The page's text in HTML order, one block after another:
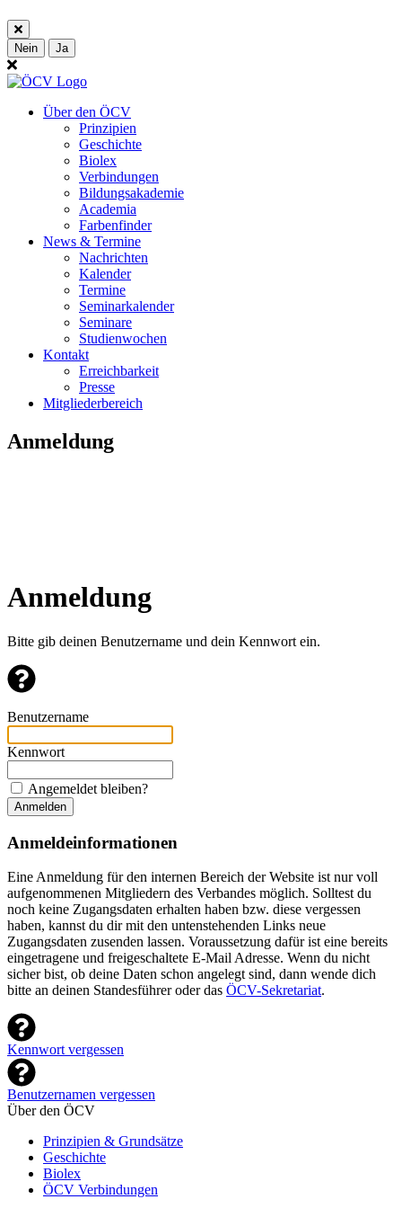
Nein Ja
Über den ÖCV
Prinzipien
Geschichte
Biolex
Verbindungen
Bildungsakademie
Academia
Farbenfinder
News & Termine
Nachrichten
Kalender
Termine
Seminarkalender
Seminare
Studienwochen
Kontakt
Erreichbarkeit
Presse
Mitgliederbereich
Anmeldung
Anmeldung
Bitte gib deinen Benutzername und dein Kennwort ein.
Benutzername
Kennwort
Angemeldet bleiben?
Anmelden
Anmeldeinformationen
Eine Anmeldung für den internen Bereich der Website ist nur voll
aufgenommenen Mitgliedern des Verbandes möglich. Solltest du
noch keine Zugangsdaten erhalten haben bzw. diese vergessen
haben, kannst du dir mit den untenstehenden Links neue
Zugangsdaten zusenden lassen. Voraussetzung dafür ist eine bereits
eingetragene und freigeschaltete E-Mail Adresse. Wenn du nicht
sicher bist, ob deine Daten schon angelegt sind, dann wende dich
bitte an deinen Standesführer oder das ÖCV-Sekretariat.
Kennwort vergessen
Benutzernamen vergessen
Über den ÖCV
Prinzipien & Grundsätze
Geschichte
Biolex
ÖCV Verbindungen